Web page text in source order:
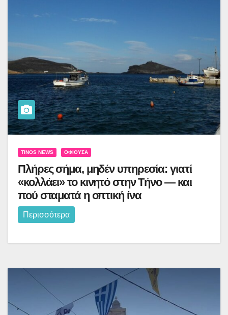
TINOS NEWS ΟΦΙΟΎΣΑ
Πλήρες σήμα, μηδέν υπηρεσία: γιατί
«κολλάει» το κινητό στην Τήνο — και
πού σταματά η οπτική ίνα
Περισσότερα